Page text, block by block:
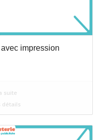
impression
suite
détails